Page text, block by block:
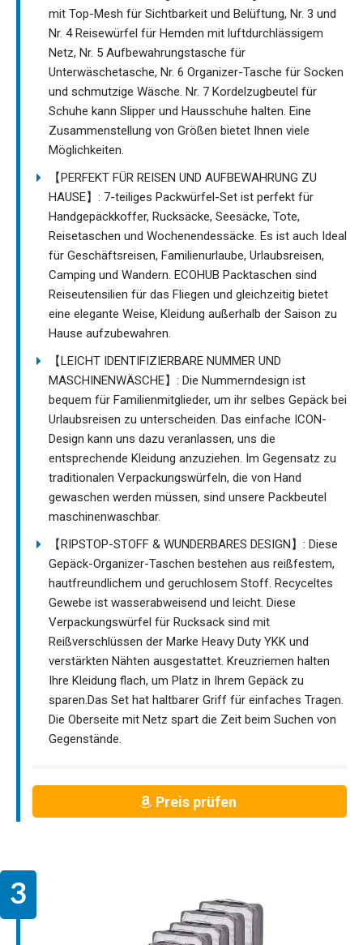
mit Top-Mesh für Sichtbarkeit und Belüftung, Nr. 3 und
Nr. 4 Reisewürfel für Hemden mit luftdurchlässigem
Netz, Nr. 5 Aufbewahrungstasche für
Unterwäschetasche, Nr. 6 Organizer-Tasche für Socken
und schmutzige Wäsche. Nr. 7 Kordelzugbeutel für
Schuhe kann Slipper und Hausschuhe halten. Eine
Zusammenstellung von Größen bietet Ihnen viele
Möglichkeiten.
【PERFEKT FÜR REISEN UND AUFBEWAHRUNG ZU
HAUSE】: 7-teiliges Packwürfel-Set ist perfekt für
Handgepäckkoffer, Rucksäcke, Seesäcke, Tote,
Reisetaschen und Wochenendessäcke. Es ist auch Ideal
für Geschäftsreisen, Familienurlaube, Urlaubsreisen,
Camping und Wandern. ECOHUB Packtaschen sind
Reiseutensilien für das Fliegen und gleichzeitig bietet
eine elegante Weise, Kleidung außerhalb der Saison zu
Hause aufzubewahren.
【LEICHT IDENTIFIZIERBARE NUMMER UND
MASCHINENWÄSCHE】: Die Nummerndesign ist
bequem für Familienmitglieder, um ihr selbes Gepäck bei
Urlaubsreisen zu unterscheiden. Das einfache ICON-
Design kann uns dazu veranlassen, uns die
entsprechende Kleidung anzuziehen. Im Gegensatz zu
traditionalen Verpackungswürfeln, die von Hand
gewaschen werden müssen, sind unsere Packbeutel
maschinenwaschbar.
【RIPSTOP-STOFF & WUNDERBARES DESIGN】: Diese
Gepäck-Organizer-Taschen bestehen aus reißfestem,
hautfreundlichem und geruchlosem Stoff. Recyceltes
Gewebe ist wasserabweisend und leicht. Diese
Verpackungswürfel für Rucksack sind mit
Reißverschlüssen der Marke Heavy Duty YKK und
verstärkten Nähten ausgestattet. Kreuzriemen halten
Ihre Kleidung flach, um Platz in Ihrem Gepäck zu
sparen.Das Set hat haltbarer Griff für einfaches Tragen.
Die Oberseite mit Netz spart die Zeit beim Suchen von
Gegenstände.
Preis prüfen